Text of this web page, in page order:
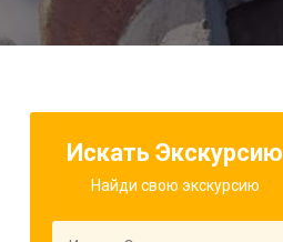
Искать Экскурсию
Найди свою экскурсию